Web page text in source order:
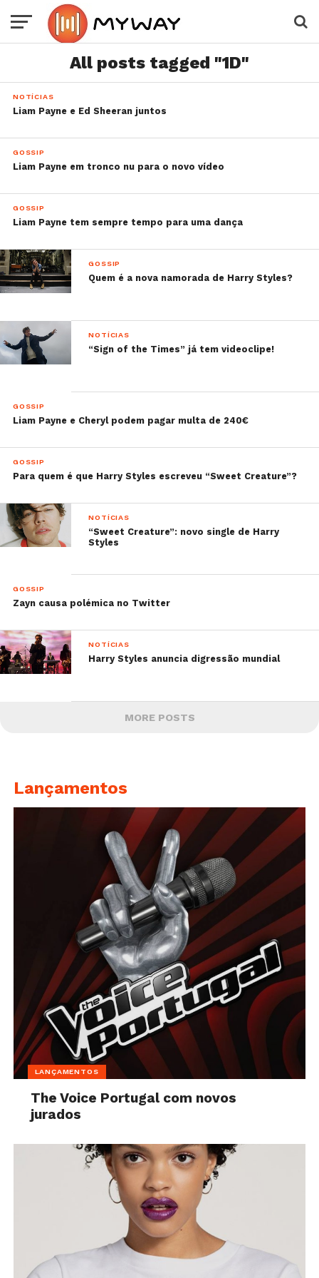
All posts tagged "1D"
NOTÍCIAS
Liam Payne e Ed Sheeran juntos
GOSSIP
Liam Payne em tronco nu para o novo vídeo
GOSSIP
Liam Payne tem sempre tempo para uma dança
GOSSIP
Quem é a nova namorada de Harry Styles?
NOTÍCIAS
“Sign of the Times” já tem videoclipe!
GOSSIP
Liam Payne e Cheryl podem pagar multa de 240€
GOSSIP
Para quem é que Harry Styles escreveu “Sweet Creature”?
NOTÍCIAS
“Sweet Creature”: novo single de Harry
Styles
GOSSIP
Zayn causa polémica no Twitter
NOTÍCIAS
Harry Styles anuncia digressão mundial
MORE POSTS
Lançamentos
LANÇAMENTOS
The Voice Portugal com novos
jurados